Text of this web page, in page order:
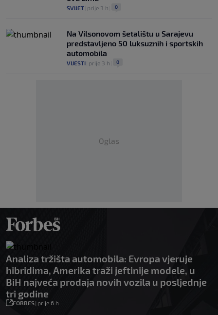
SVIJET prije 3 h 0
Na Vilsonovom šetalištu u Sarajevu
predstavljeno 50 luksuznih i sportskih
automobila
VIJESTI prije 3 h 0
Oglas
Analiza tržišta automobila: Evropa vjeruje
hibridima, Amerika traži jeftinije modele, u
BiH najveća prodaja novih vozila u posljednje
tri godine
FORBES| prije 6 h